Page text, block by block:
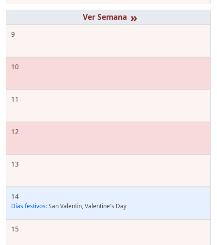
»
9
10
11
12
13
14
Días festivos:San Valentin, Valentine's Day
15